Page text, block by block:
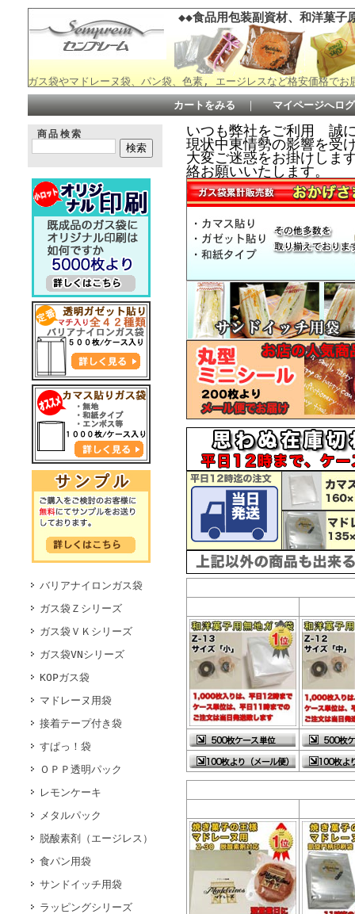
◆◆食品用包装副資材、和洋菓子
ガス袋やマドレーヌ袋、パン袋、色素, エージレスなど格安価格でお
カートをみる ｜ マイページへロ
商品検索
バリアナイロンガス袋
ガス袋Ｚシリーズ
ガス袋ＶＫシリーズ
ガス袋VNシリーズ
KOPガス袋
マドレーヌ用袋
接着テープ付き袋
すぱっ！袋
ＯＰＰ透明パック
レモンケーキ
メタルパック
脱酸素剤（エージレス）
食パン用袋
サンドイッチ用袋
ラッピングシリーズ
いつも弊社をご利用 誠
現状中東情勢の影響を受
大変ご迷惑をお掛けし
絡お願いいたします。